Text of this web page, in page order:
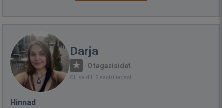
Darja
· 0 tagasisidet
Oli saidil: 2 aastat tagasi
Hinnad